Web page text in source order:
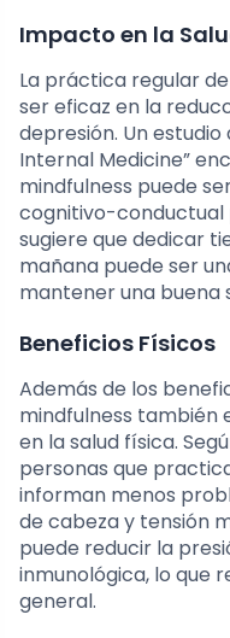
Impacto en la
La práctica regular
ser eficaz en la
depresión. Un estudio
Internal Medicine”
mindfulness puede
cognitivo-conductual
sugiere que dedicar
mañana puede ser
mantener una buena
Beneficios Físicos
Además de los
mindfulness también
en la salud física.
personas que
informan menos
de cabeza y tensión
puede reducir la
inmunológica, lo que
general.